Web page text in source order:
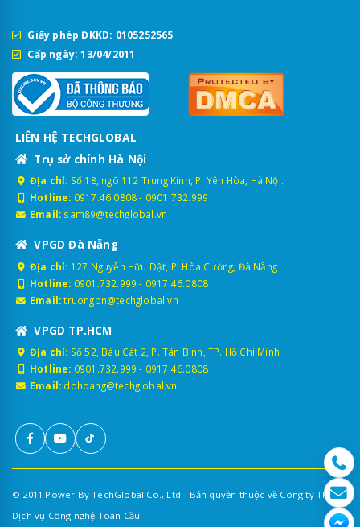
Giấy phép ĐKKD: 0105252565
Cấp ngày: 13/04/2011
LIÊN HỆ TECHGLOBAL
Trụ sở chính Hà Nội
Địa chỉ: Số 18, ngõ 112 Trung Kính, P. Yên Hòa, Hà Nội.
Hotline: 0917.46.0808- 0901.732.999
Email: sam89@techglobal.vn
VPGD Đà Nẵng
Địa chỉ: 127 Nguyễn Hữu Dật, P. Hòa Cường, Đà Nẵng
Hotline: 0901.732.999 - 0917.46.0808
Email: truongbn@techglobal.vn
VPGD TP.HCM
Địa chỉ: Số 52, Bàu Cát 2, P. Tân Bình, TP. Hồ Chí Minh
Hotline: 0901.732.999 - 0917.46.0808
Email: dohoang@techglobal.vn
© 2011 Power By TechGlobal Co., Ltd - Bản quyền thuộc về Công ty TNHH
Dịch vụ Công nghệ Toàn Cầu